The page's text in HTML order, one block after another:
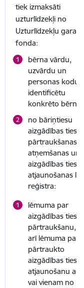
tiek izmaksāti
uzturlīdzekļi no
Uzturlīdzekļu
fonda:
bērna vārdu,
uzvārdu un
personas kodu,
identificētu
konkrēto bērnu;
no bāriņtiesu
aizgādības
pārtraukšanas
atņemšanas un
aizgādības
atjaunošanas
reģistra:
lēmuma par
aizgādības
pārtraukšanu,
arī lēmuma par
pārtraukto
aizgādības
atjaunošanu
vai vienam no